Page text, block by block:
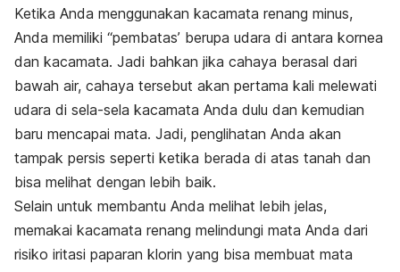
Ketika Anda menggunakan kacamata renang minus,
Anda memiliki “pembatas’ berupa udara di antara kornea
dan kacamata. Jadi bahkan jika cahaya berasal dari
bawah air, cahaya tersebut akan pertama kali melewati
udara di sela-sela kacamata Anda dulu dan kemudian
baru mencapai mata. Jadi, penglihatan Anda akan
tampak persis seperti ketika berada di atas tanah dan
bisa melihat dengan lebih baik.
Selain untuk membantu Anda melihat lebih jelas,
memakai kacamata renang melindungi mata Anda dari
risiko iritasi paparan klorin yang bisa membuat mata